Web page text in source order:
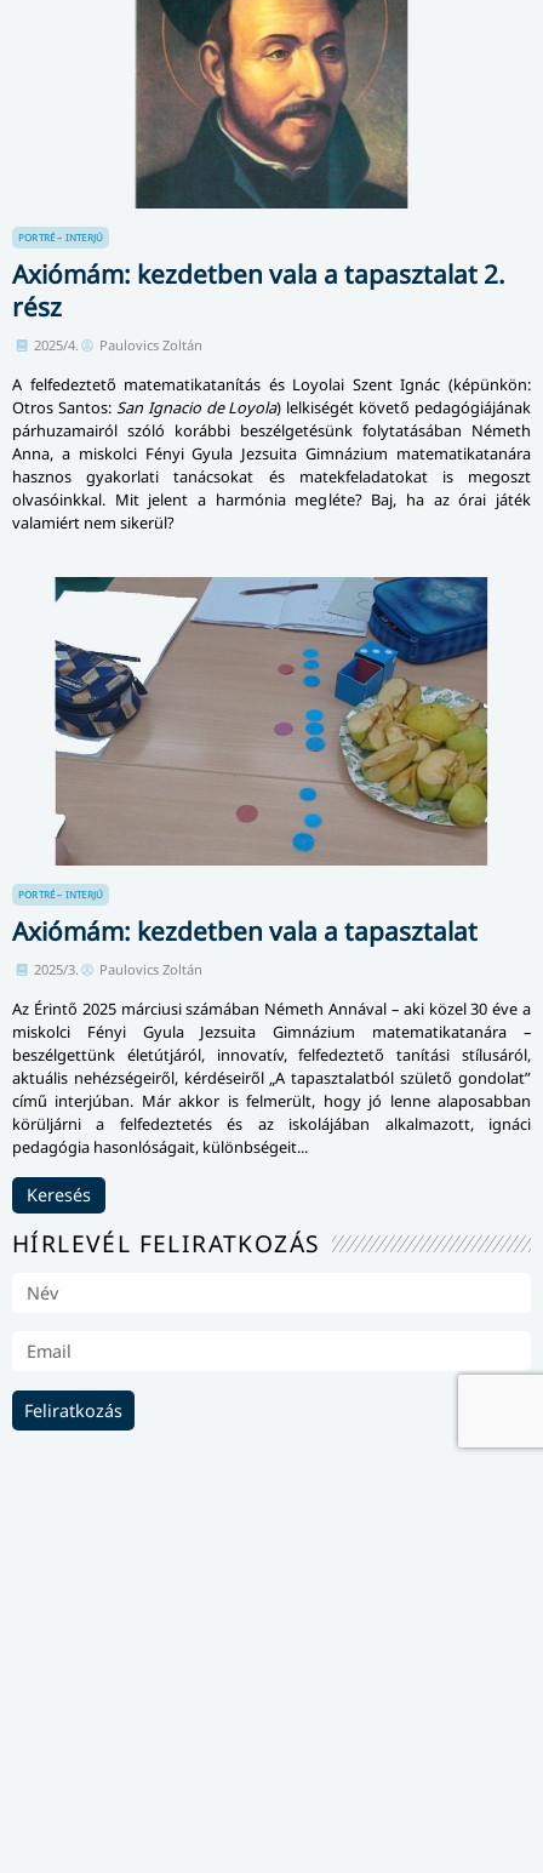
PORTRÉ – INTERJÚ
Axiómám: kezdetben vala a tapasztalat 2.
rész
2025/4. Paulovics Zoltán
A felfedeztető matematikatanítás és Loyolai Szent Ignác (képünkön:
Otros Santos: San Ignacio de Loyola) lelkiségét követő pedagógiájának
párhuzamairól szóló korábbi beszélgetésünk folytatásában Németh
Anna, a miskolci Fényi Gyula Jezsuita Gimnázium matematikatanára
hasznos gyakorlati tanácsokat és matekfeladatokat is megoszt
olvasóinkkal. Mit jelent a harmónia megléte? Baj, ha az órai játék
valamiért nem sikerül?
PORTRÉ – INTERJÚ
Axiómám: kezdetben vala a tapasztalat
2025/3. Paulovics Zoltán
Az Érintő 2025 márciusi számában Németh Annával – aki közel 30 éve a
miskolci Fényi Gyula Jezsuita Gimnázium mate­ma­ti­ka­ta­ná­ra –
beszélgettünk élet­út­já­ról, innovatív, felfedeztető tanítási stílusáról,
aktuális nehézségeiről, kér­dé­se­i­ről „A ta­pasz­ta­lat­ból születő gondolat”
című interjúban. Már akkor is felmerült, hogy jó lenne alaposabban
körüljárni a felfedeztetés és az iskolájában al­kal­ma­zott, ignáci
pedagógia ha­son­ló­sá­ga­it, különbségeit...
Keresés
HÍRLEVÉL FELIRATKOZÁS
Feliratkozás